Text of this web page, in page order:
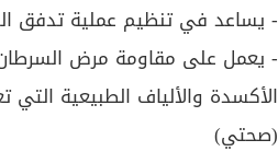
- يساعد في تنظيم عملية تدفق
- يعمل على مقاومة مرض
الأكسدة والألياف الطبيعية التي
(صحتي)